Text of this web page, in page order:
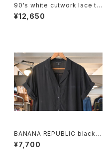
90's white cutwork lace tri
mmed cotton Blouse
¥12,650
BANANA REPUBLIC black r
ayon open collar Shirt
¥7,700